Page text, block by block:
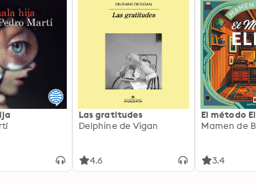
Las gratitudes
Delphine de Vigan
4.6
El método
Mamen de
3.4